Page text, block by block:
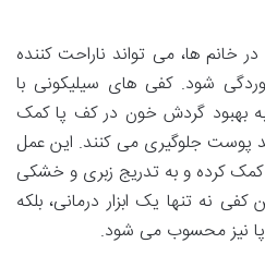
خانم ها، می تواند ناراحت کننده
شود. کفی های سیلیکونی با
بهبود گردش خون در کف پا کمک
پوست جلوگیری می کنند. این عمل
کرده و به تدریج زبری و خشکی
نه تنها یک ابزار درمانی، بلکه
نیز محسوب می شود.